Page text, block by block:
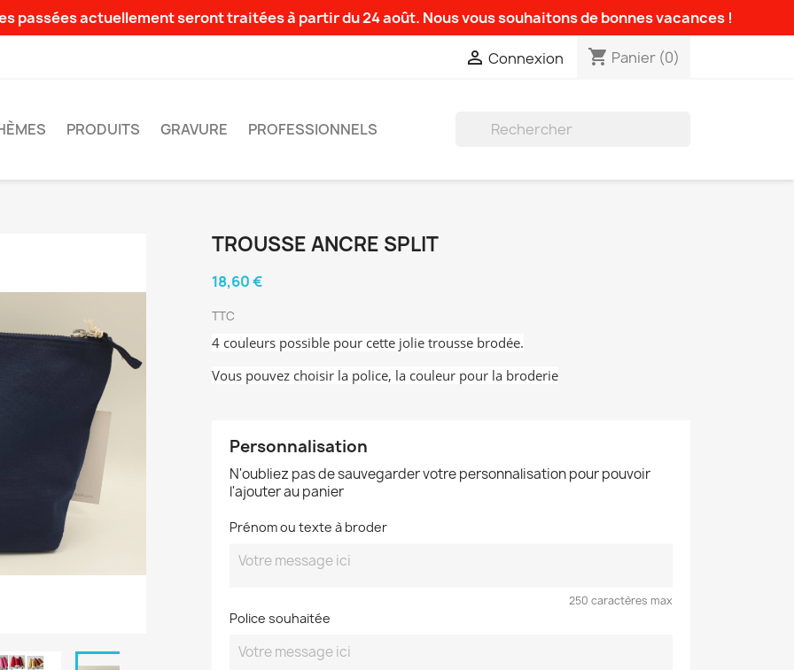
passées actuellement seront traitées à partir du 24 août. Nous vous souhaitons de bonnes vacances !
 Connexion shopping_cart Panier (0)
PRODUITS GRAVURE PROFESSIONNELS
TROUSSE ANCRE SPLIT
18,60 €
TTC
4 couleurs possible pour cette jolie trousse brodée.
Vous pouvez choisir la police, la couleur pour la broderie
Personnalisation
N'oubliez pas de sauvegarder votre personnalisation pour pouvoir
l'ajouter au panier
Prénom ou texte à broder
250 caractères max
Police souhaitée